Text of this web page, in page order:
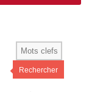
Rechercher